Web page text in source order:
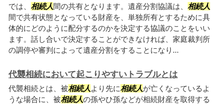
では、 相続人間の共有となります。遺産分割協議は、 相続人
間で共有状態となっている財産を、単独所有とするために具
体的にどのように配分するのかを決定する協議のことをいい
ます。話し合いで決定することができなければ、家庭裁判所
の調停や審判によって遺産分割をすることになり...
代襲相続において起こりやすいトラブルとは
代襲相続とは、被相続人 より先に相続人が亡くなっているよ
うな場合に、被相続人の孫やひ孫などが相続財産を取得する